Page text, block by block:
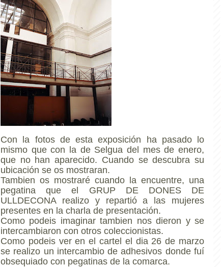
Con la fotos de esta exposición ha pasado lo
mismo que con la de Selgua del mes de enero,
que no han aparecido. Cuando se descubra su
ubicación se os mostraran.
Tambien os mostraré cuando la encuentre, una
pegatina que el GRUP DE DONES DE
ULLDECONA realizo y repartió a las mujeres
presentes en la charla de presentación.
Como podeis imaginar tambien nos dieron y se
intercambiaron con otros coleccionistas.
Como podeis ver en el cartel el dia 26 de marzo
se realizo un intercambio de adhesivos donde fuí
obsequiado con pegatinas de la comarca.